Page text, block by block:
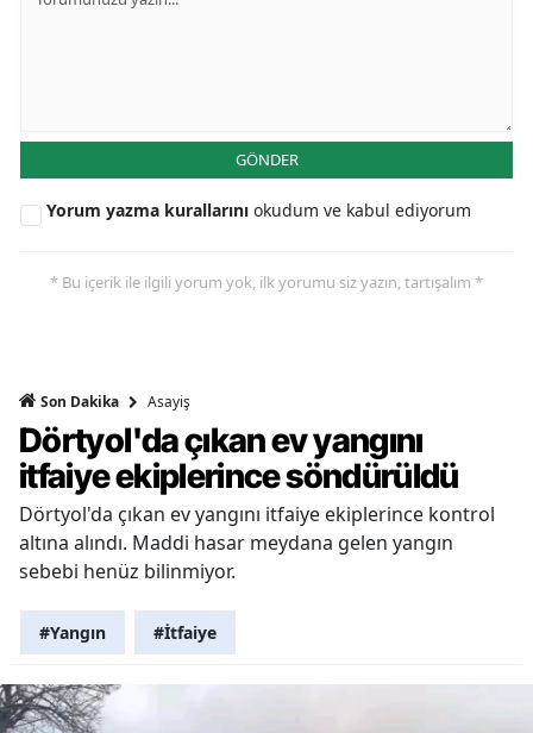
GÖNDER
Yorum yazma kurallarını okudum ve kabul ediyorum
* Bu içerik ile ilgili yorum yok, ilk yorumu siz yazın, tartışalım *
Son Dakika Asayiş
Dörtyol'da çıkan ev yangını
itfaiye ekiplerince söndürüldü
Dörtyol'da çıkan ev yangını itfaiye ekiplerince kontrol
altına alındı. Maddi hasar meydana gelen yangın
sebebi henüz bilinmiyor.
#Yangın #İtfaiye